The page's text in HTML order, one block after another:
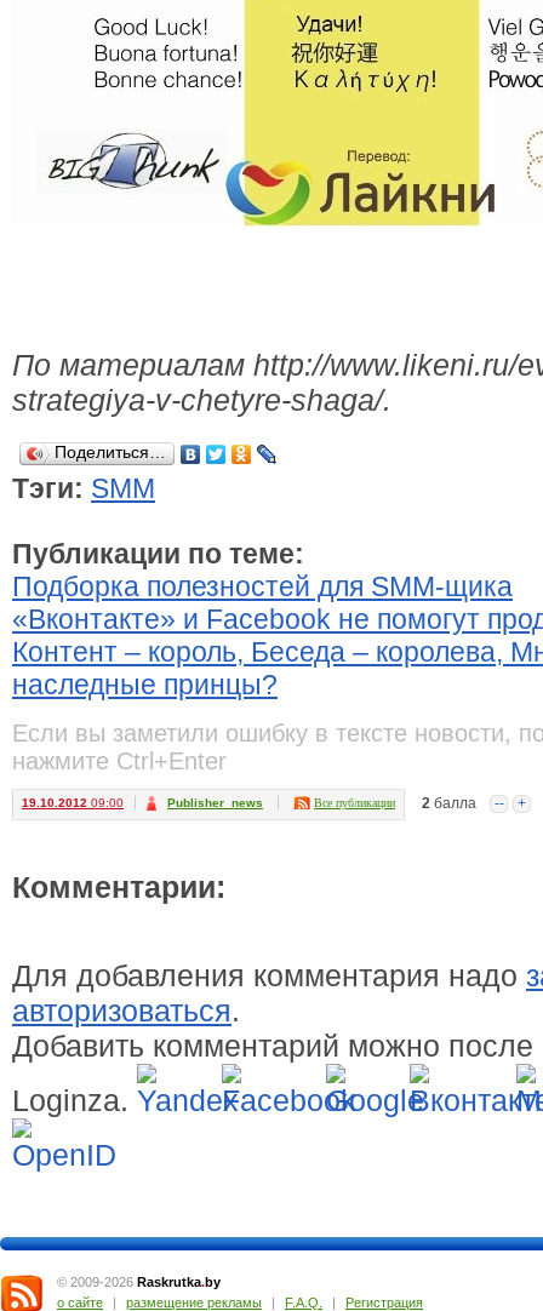
По материалам http://www.likeni.ru/
strategiya-v-chetyre-shaga/.
Поделиться…
Тэги: SMM
Публикации по теме:
Подборка полезностей для SMM-щика
«Вконтакте» и Facebook не помогут
Контент – король, Беседа – королева,
наследные принцы?
Если вы заметили ошибку в тексте новости,
нажмите Ctrl+Enter
19.10.2012 09:00 Publisher_news Все публикации 2 балла -- +
Комментарии:
Для добавления комментария надо
авторизоваться.
Добавить комментарий можно после
Loginza.
© 2009-2026 Raskrutka.by
о сайте
| размещение рекламы | F.A.Q. | Регистрация